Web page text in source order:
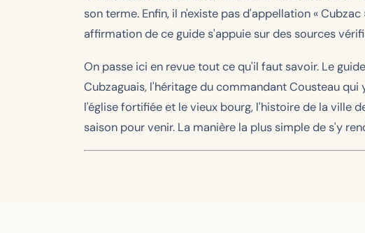
son terme. Enfin, il n'existe pas d'appellation «
affirmation de ce guide s'appuie sur des sources
On passe ici en revue tout ce qu'il faut savoir. Le
Cubzaguais, l'héritage du commandant Cousteau
l'église fortifiée et le vieux bourg, l'histoire de la ville
saison pour venir. La manière la plus simple de s'y